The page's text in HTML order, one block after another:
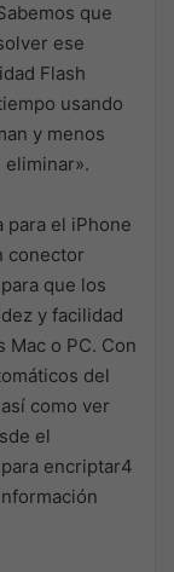
que
ese
Flash
usando
y menos
para el iPhone
conector
que los
y facilidad
Mac o PC. Con
del
como ver
el
encriptar4